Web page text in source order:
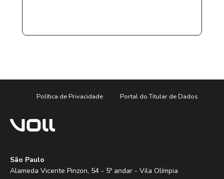
Política de Privacidade Portal do Titular de Dados
São Paulo
Alameda Vicente Pinzon, 54 - 5º andar - Vila Olímpia